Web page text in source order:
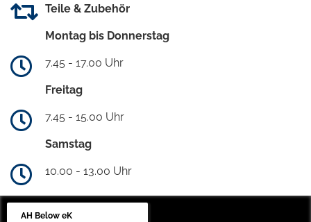
Teile & Zubehör
Montag bis Donnerstag
7.45 - 17.00 Uhr
Freitag
7.45 - 15.00 Uhr
Samstag
10.00 - 13.00 Uhr
AH Below eK